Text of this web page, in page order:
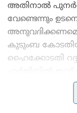
അതിനാൽ
വേണ്ടെന്നും
കുടുംബ
ഹൈക്കോടതി
നിർദേശിച്ചിരുന്നു.